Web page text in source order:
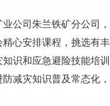
司朱兰铁矿分公司
心安排课程，挑选有
识和应急避险技能培
减灾知识普及常态化